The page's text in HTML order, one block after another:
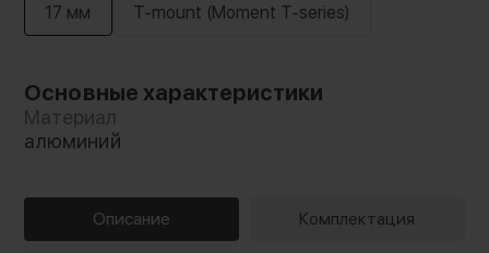
17 мм T-mount (Moment T-series)
Основные характеристики
Материал
алюминий
Описание Комплектация